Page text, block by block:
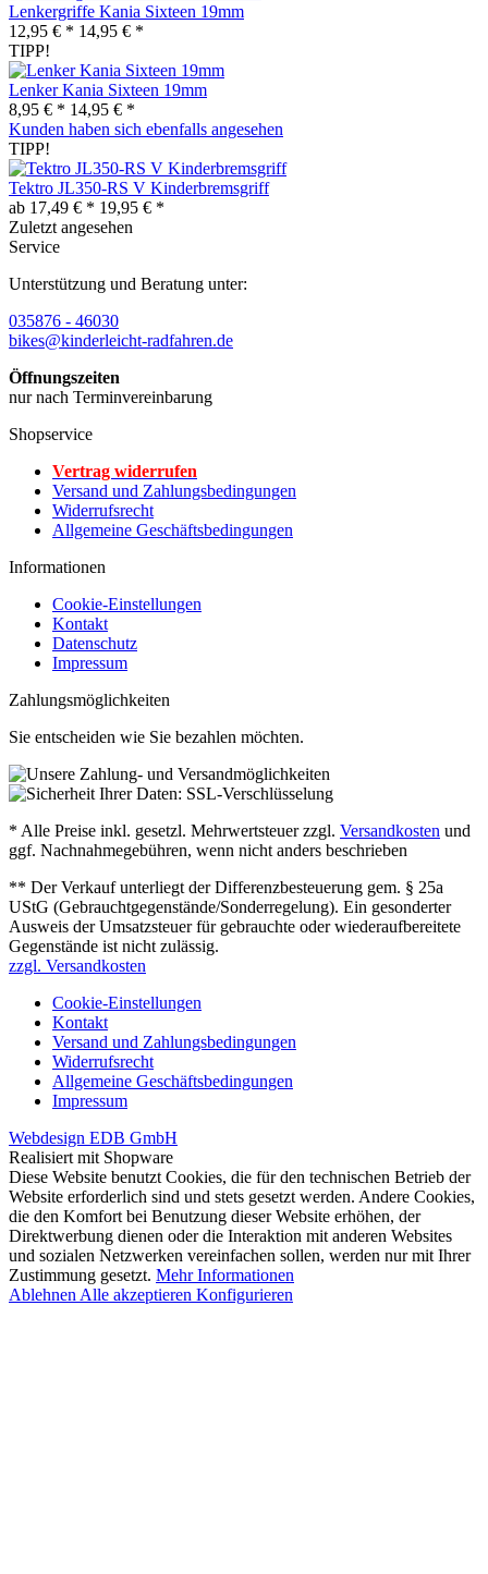
Lenkergriffe Kania Sixteen 19mm
12,95 € * 14,95 € *
TIPP!
Lenker Kania Sixteen 19mm
8,95 € * 14,95 € *
Kunden haben sich ebenfalls angesehen
TIPP!
Tektro JL350-RS V Kinderbremsgriff
ab 17,49 € * 19,95 € *
Zuletzt angesehen
Service
Unterstützung und Beratung unter:
035876 - 46030
bikes@kinderleicht-radfahren.de
Öffnungszeiten
nur nach Terminvereinbarung
Shopservice
Vertrag widerrufen
Versand und Zahlungsbedingungen
Widerrufsrecht
Allgemeine Geschäftsbedingungen
Informationen
Cookie-Einstellungen
Kontakt
Datenschutz
Impressum
Zahlungsmöglichkeiten
Sie entscheiden wie Sie bezahlen möchten.
* Alle Preise inkl. gesetzl. Mehrwertsteuer zzgl. Versandkosten und
ggf. Nachnahmegebühren, wenn nicht anders beschrieben
** Der Verkauf unterliegt der Differenzbesteuerung gem. § 25a
UStG (Gebrauchtgegenstände/Sonderregelung). Ein gesonderter
Ausweis der Umsatzsteuer für gebrauchte oder wiederaufbereitete
Gegenstände ist nicht zulässig.
zzgl. Versandkosten
Cookie-Einstellungen
Kontakt
Versand und Zahlungsbedingungen
Widerrufsrecht
Allgemeine Geschäftsbedingungen
Impressum
Webdesign EDB GmbH
Realisiert mit Shopware
Diese Website benutzt Cookies, die für den technischen Betrieb der
Website erforderlich sind und stets gesetzt werden. Andere Cookies,
die den Komfort bei Benutzung dieser Website erhöhen, der
Direktwerbung dienen oder die Interaktion mit anderen Websites
und sozialen Netzwerken vereinfachen sollen, werden nur mit Ihrer
Zustimmung gesetzt. Mehr Informationen
Ablehnen Alle akzeptieren Konfigurieren